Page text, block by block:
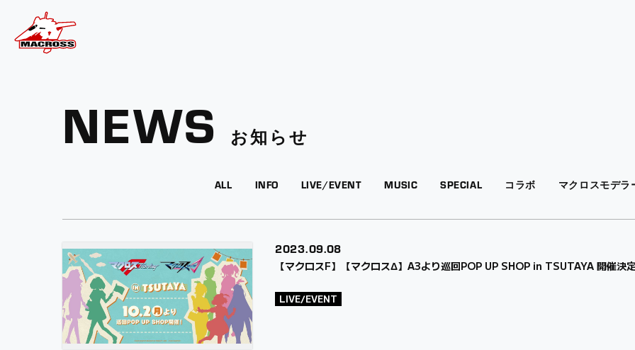
NEWS お知らせ
ALL INFO LIVE/EVENT MUSIC SPECIAL コラボ マクロスモデラ
2023.09.08
【マクロスF】【マクロスΔ】A3より巡回POP UP SHOP in TSUTAYA 開催決
LIVE/EVENT